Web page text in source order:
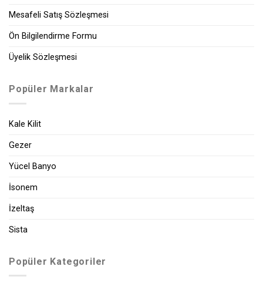
Mesafeli Satış Sözleşmesi
Ön Bilgilendirme Formu
Üyelik Sözleşmesi
Popüler Markalar
Kale Kilit
Gezer
Yücel Banyo
İsonem
İzeltaş
Sista
Popüler Kategoriler